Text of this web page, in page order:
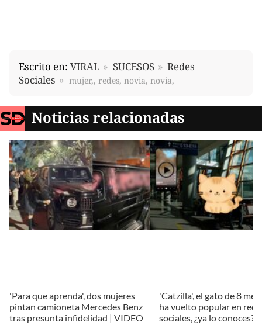
Escrito en: VIRAL SUCESOS
Redes
Sociales
mujer,, redes, novia, novia,
Noticias relacionadas
'Para que aprenda', dos mujeres
pintan camioneta Mercedes Benz
tras presunta infidelidad | VIDEO
'Catzilla', el gato de 8
ha vuelto popular en
sociales, ¿ya lo conoces?